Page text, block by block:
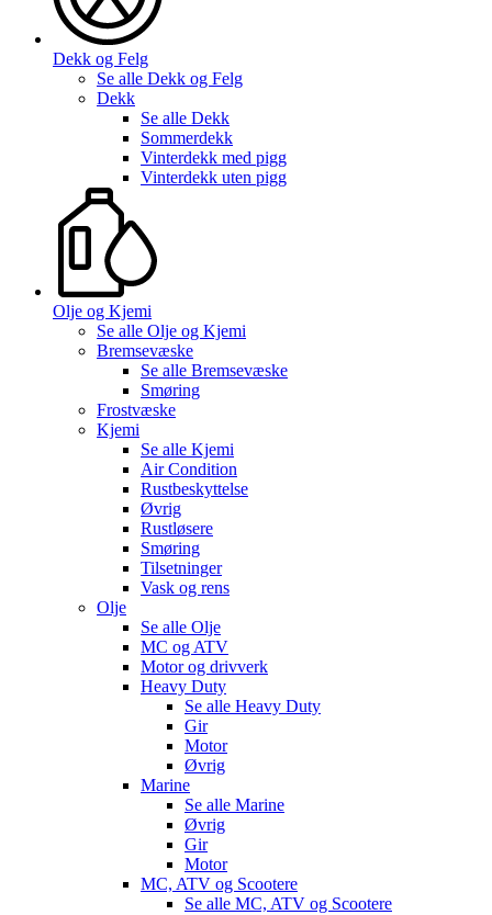
Dekk og Felg
Se alle Dekk og Felg
Dekk
Se alle Dekk
Sommerdekk
Vinterdekk med pigg
Vinterdekk uten pigg
Olje og Kjemi
Se alle Olje og Kjemi
Bremsevæske
Se alle Bremsevæske
Smøring
Frostvæske
Kjemi
Se alle Kjemi
Air Condition
Rustbeskyttelse
Øvrig
Rustløsere
Smøring
Tilsetninger
Vask og rens
Olje
Se alle Olje
MC og ATV
Motor og drivverk
Heavy Duty
Se alle Heavy Duty
Gir
Motor
Øvrig
Marine
Se alle Marine
Øvrig
Gir
Motor
MC, ATV og Scootere
Se alle MC, ATV og Scootere